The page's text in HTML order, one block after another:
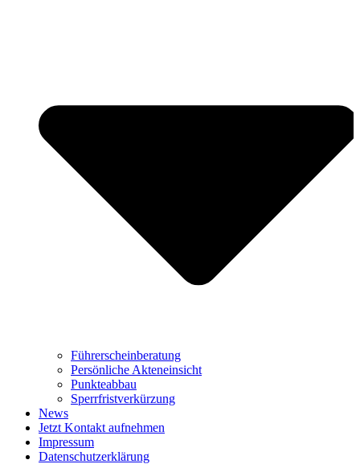
Führerscheinberatung
Persönliche Akteneinsicht
Punkteabbau
Sperrfristverkürzung
News
Jetzt Kontakt aufnehmen
Impressum
Datenschutzerklärung